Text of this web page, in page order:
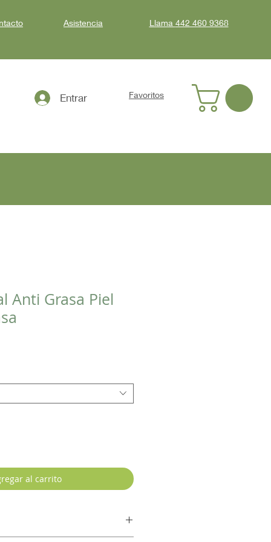
Asistencia Llama 442 460 9368
Entrar Favoritos
Anti Grasa Piel
al carrito